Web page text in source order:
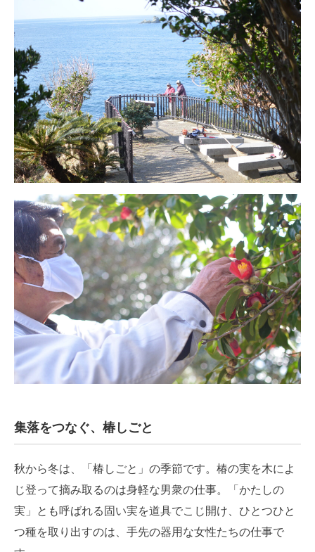
集落をつなぐ、椿しごと
秋から冬は、「椿しごと」の季節です。椿の実を木によ
じ登って摘み取るのは身軽な男衆の仕事。「かたしの
実」とも呼ばれる固い実を道具でこじ開け、ひとつひと
つ種を取り出すのは、手先の器用な女性たちの仕事で